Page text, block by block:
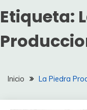
Etiqueta:
Inicio La Piedra